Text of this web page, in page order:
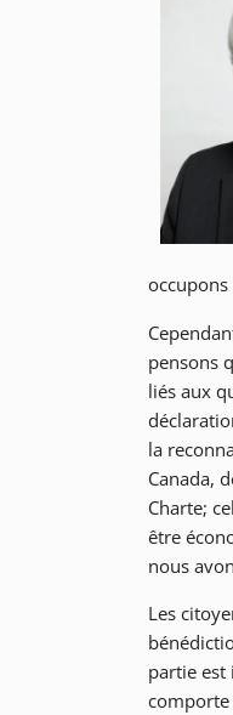
pensons
liés aux
la
Canada,
Charte;
être
nous
Les
partie est
comporte